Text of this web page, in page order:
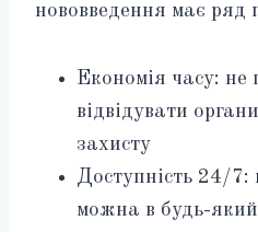
нововведення має ряд
Економія часу: не
відвідувати
захисту
Доступність 24/7:
можна в будь-